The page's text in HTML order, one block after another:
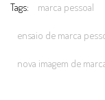
Tags: marca pessoal
ensaio de marca
nova imagem de